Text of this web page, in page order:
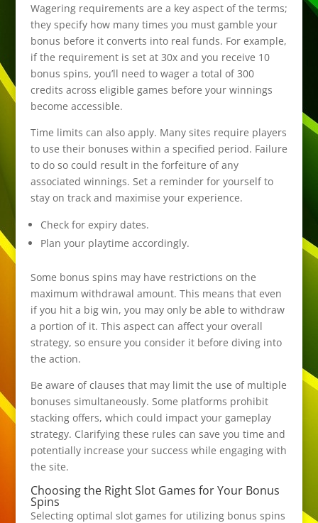
Wagering requirements are a key aspect of the terms;
they specify how many times you must gamble your
bonus before it converts into real funds. For example,
if the requirement is set at 30x and you receive 10
bonus spins, you’ll need to wager a total of 300
credits across eligible games before your winnings
become accessible.
Time limits can also apply. Many sites require players
to use their bonuses within a specified period. Failure
to do so could result in the forfeiture of any
associated winnings. Set a reminder for yourself to
stay on track and maximise your experience.
Check for expiry dates.
Plan your playtime accordingly.
Some bonus spins may have restrictions on the
maximum withdrawal amount. This means that even
if you hit a big win, you may only be able to withdraw
a portion of it. This aspect can affect your overall
strategy, so ensure you consider it before diving into
the action.
Be aware of clauses that may limit the use of multiple
bonuses simultaneously. Some platforms prohibit
stacking offers, which could impact your gameplay
strategy. Clarifying these rules can save you time and
potentially increase your success while engaging with
the site.
Choosing the Right Slot Games for Your Bonus
Spins
Selecting optimal slot games for utilizing bonus spins